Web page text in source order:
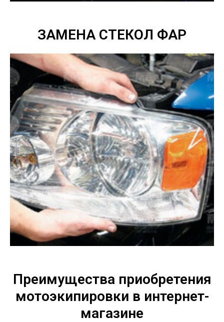
ЗАМЕНА СТЕКОЛ ФАР
Преимущества приобретения
мотоэкипировки в интернет-
магазине